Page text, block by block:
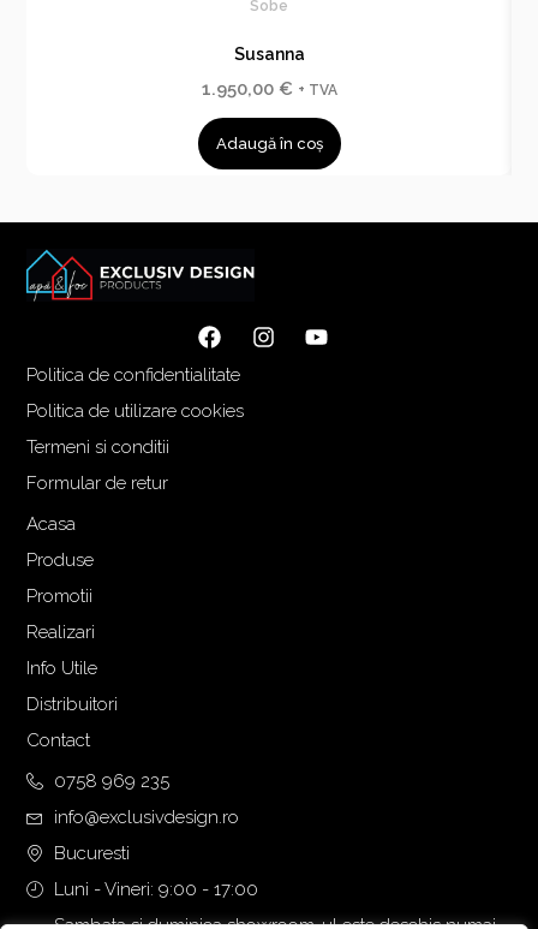
Sobe
Susanna
1.950,00 € + TVA
Adaugă în coș
Politica de confidentialitate
Politica de utilizare cookies
Termeni si conditii
Formular de retur
Acasa
Produse
Promotii
Realizari
Info Utile
Distribuitori
Contact
0758 969 235
info@exclusivdesign.ro
Bucuresti
Luni - Vineri: 9:00 - 17:00